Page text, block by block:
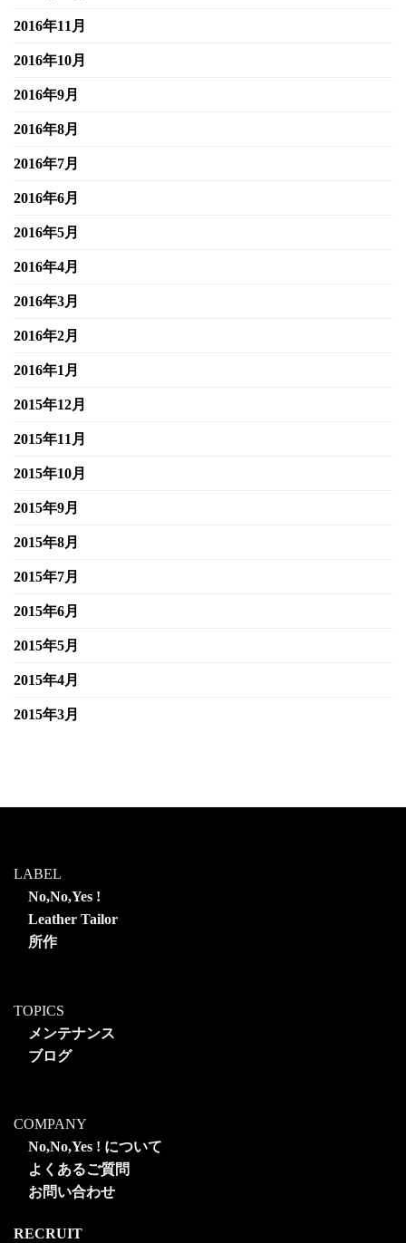
2016年11月
2016年10月
2016年9月
2016年8月
2016年7月
2016年6月
2016年5月
2016年4月
2016年3月
2016年2月
2016年1月
2015年12月
2015年11月
2015年10月
2015年9月
2015年8月
2015年7月
2015年6月
2015年5月
2015年4月
2015年3月
LABEL
No,No,Yes !
Leather Tailor
所作
TOPICS
メンテナンス
ブログ
COMPANY
No,No,Yes ! について
よくあるご質問
お問い合わせ
RECRUIT